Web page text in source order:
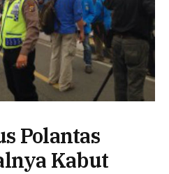
Polantas
Kabut